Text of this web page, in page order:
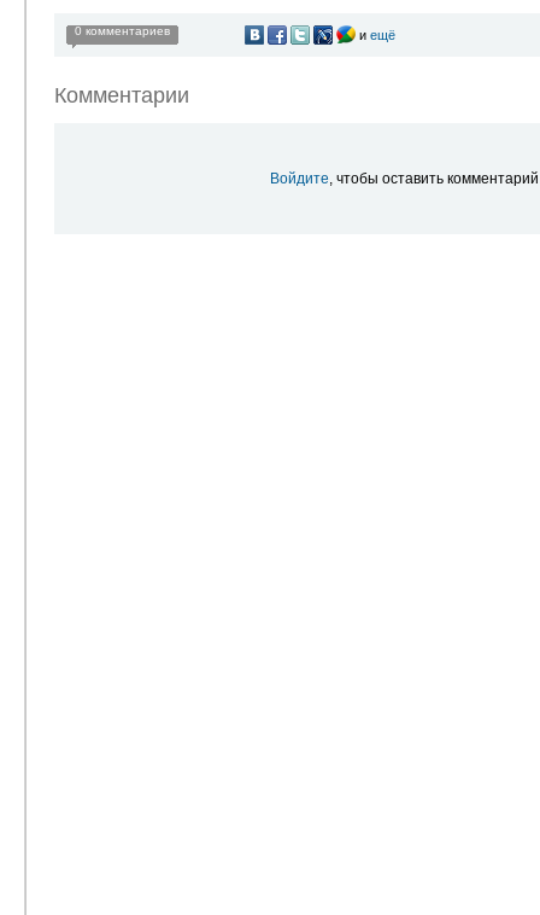
0 комментариев и ещё
Комментарии
Войдите, чтобы оставить комментарий